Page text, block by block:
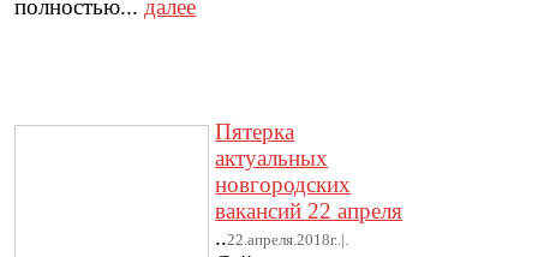
полностью...далее
Пятерка
актуальных
новгородских
вакансий 22 апреля
..22.апреля.2018г..|.